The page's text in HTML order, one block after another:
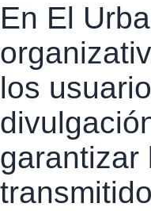
En El
los
garantizar